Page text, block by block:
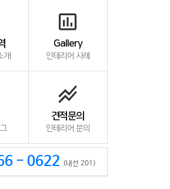
개
insert_chart_outlined
Gallery
인테리어 사례
stacked_line_chart
견적문의
인테리어 문의
- 0622 (내선 201)